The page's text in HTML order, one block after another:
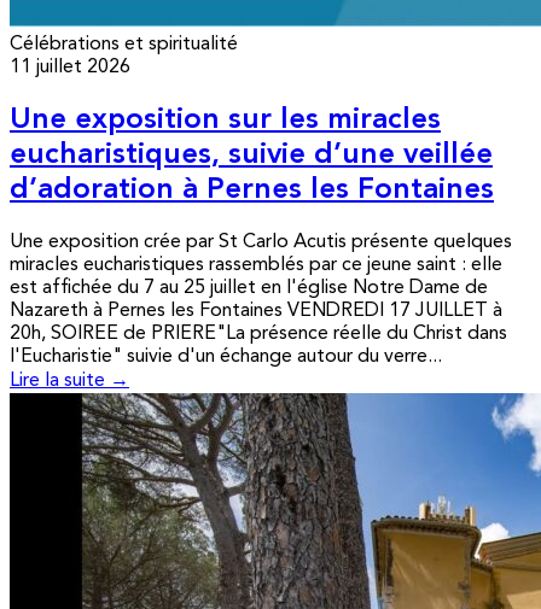
Célébrations et spiritualité
11 juillet 2026
Une exposition sur les miracles
eucharistiques, suivie d’une veillée
d’adoration à Pernes les Fontaines
Une exposition crée par St Carlo Acutis présente quelques
miracles eucharistiques rassemblés par ce jeune saint : elle
est affichée du 7 au 25 juillet en l'église Notre Dame de
Nazareth à Pernes les Fontaines VENDREDI 17 JUILLET à
20h, SOIREE de PRIERE"La présence réelle du Christ dans
l'Eucharistie" suivie d'un échange autour du verre...
Lire la suite →